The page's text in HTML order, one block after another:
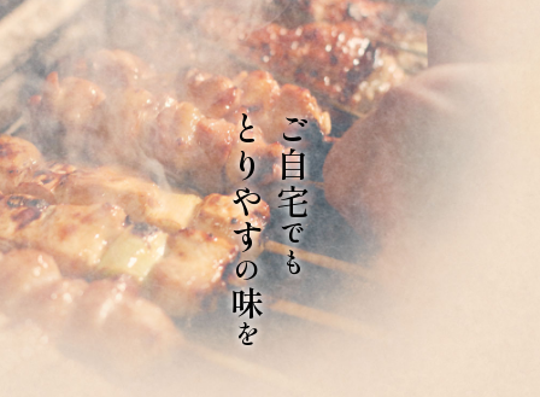
ご自宅
でも
とりやす
の
味
を